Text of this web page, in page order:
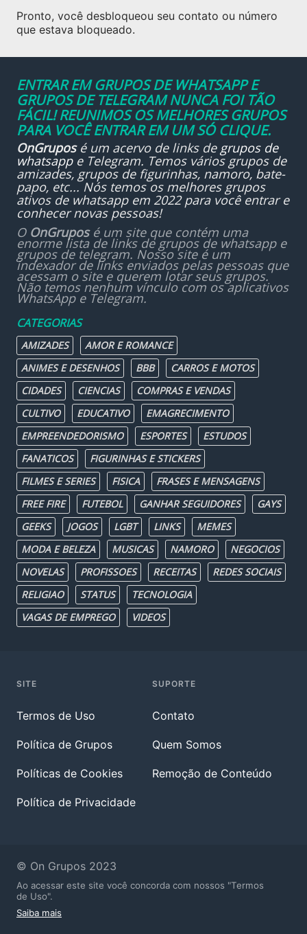
Pronto, você desbloqueou seu contato ou número
que estava bloqueado.
ENTRAR EM GRUPOS DE WHATSAPP E
GRUPOS DE TELEGRAM NUNCA FOI TÃO
FÁCIL! REUNIMOS OS MELHORES GRUPOS
PARA VOCÊ ENTRAR EM UM SÓ CLIQUE.
OnGruposé um acervo de links de grupos de
whatsappe Telegram. Temos vários grupos de
amizades, grupos de figurinhas, namoro, bate-
papo, etc... Nós temos os melhores grupos
ativos de whatsapp em 2022 para você entrar e
conhecer novas pessoas!
O OnGruposé um site que contém uma
enorme lista de links de grupos de whatsapp e
grupos de telegram. Nosso site é um
indexador de links enviados pelas pessoas que
acessam o site e querem lotar seus grupos.
Não temos nenhum vínculo com os aplicativos
WhatsApp e Telegram.
CATEGORIAS
AMIZADES
AMOR E ROMANCE
ANIMES E DESENHOS
BBB
CARROS E MOTOS
CIDADES
CIENCIAS
COMPRAS E VENDAS
CULTIVO
EDUCATIVO
EMAGRECIMENTO
EMPREENDEDORISMO
ESPORTES
ESTUDOS
FANATICOS
FIGURINHAS E STICKERS
FILMES E SERIES
FISICA
FRASES E MENSAGENS
FREE FIRE
FUTEBOL GANHAR SEGUIDORES
GAYS
GEEKS
JOGOS LGBT LINKS
MEMES
MODA E BELEZA
MUSICAS NAMORO
NEGOCIOS
NOVELAS
PROFISSOES RECEITAS
REDES SOCIAIS
RELIGIAO
STATUS
TECNOLOGIA
VAGAS DE EMPREGO
VIDEOS
SITE
Termos de Uso
Política de Grupos
Políticas de Cookies
Política de Privacidade
SUPORTE
Contato
Quem Somos
Remoção de Conteúdo
© On Grupos 2023
Ao acessar este site você concorda com nossos "Termos
de Uso".
Saiba mais